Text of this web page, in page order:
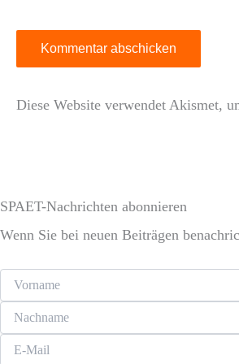
Diese Website verwendet Akismet,
SPAET-Nachrichten abonnieren
Wenn Sie bei neuen Beiträgen